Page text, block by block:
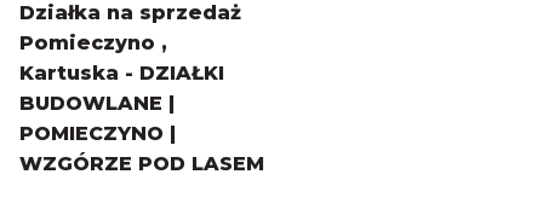
Działka na sprzedaż
Pomieczyno ,
Kartuska - DZIAŁKI
BUDOWLANE |
POMIECZYNO |
WZGÓRZE POD LASEM